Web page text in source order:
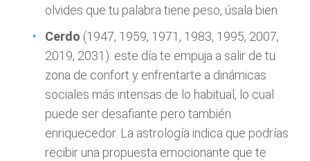
olvides que tu palabra tiene peso, úsala bien
Cerdo (1947, 1959, 1971, 1983, 1995, 2007,
2019, 2031): este día te empuja a salir de tu
zona de confort y enfrentarte a dinámicas
sociales más intensas de lo habitual, lo cual
puede ser desafiante pero también
enriquecedor. La astrología indica que podrías
recibir una propuesta emocionante que te